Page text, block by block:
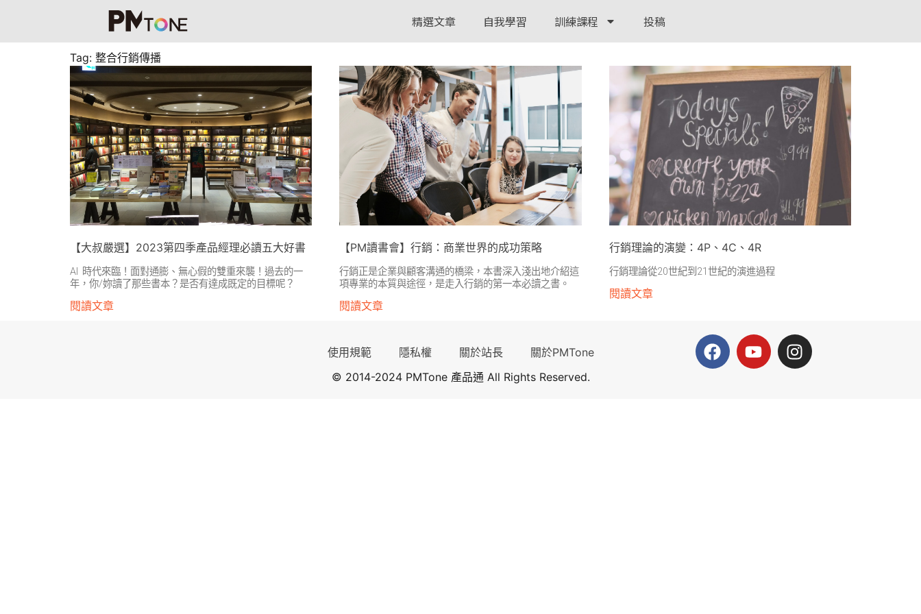
精選文章 自我學習 訓練課程 投稿
Tag: 整合行銷傳播
【大叔嚴選】2023第四季產品經理必讀五大好書
AI 時代來臨！面對通膨、無心假的雙重來襲！過去的一
年，你/妳讀了那些書本？是否有達成既定的目標呢？
閱讀文章
【PM讀書會】行銷：商業世界的成功策略
行銷正是企業與顧客溝通的橋梁，本書深入淺出地介紹這
項專業的本質與途徑，是走入行銷的第一本必讀之書。
閱讀文章
行銷理論的演變：4P、4C、4R
行銷理論從20世紀到21世紀的演進過程
閱讀文章
使用規範 隱私權 關於站長
關於PMTone
© 2014-2024 PMTone 產品通 All Rights Reserved.